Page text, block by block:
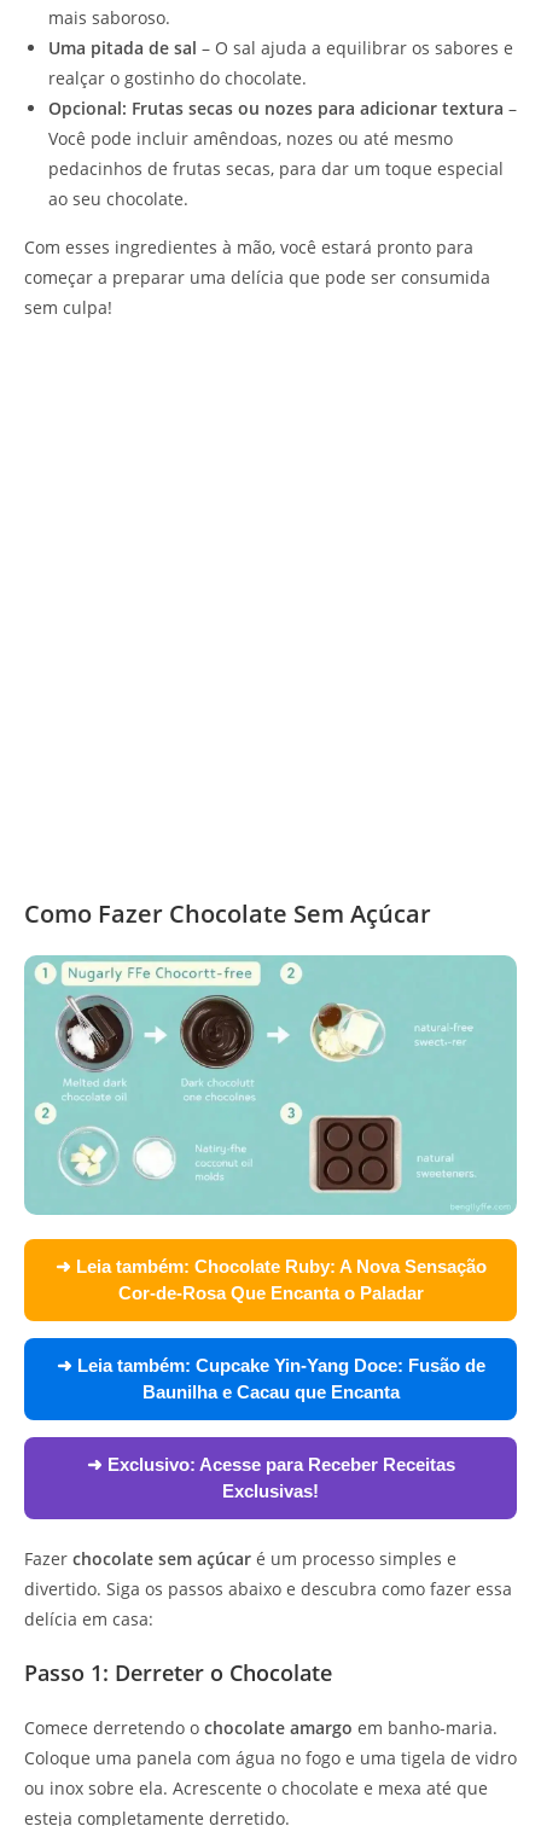
mais saboroso.
Uma pitada de sal – O sal ajuda a equilibrar os sabores e
realçar o gostinho do chocolate.
Opcional: Frutas secas ou nozes para adicionar textura –
Você pode incluir amêndoas, nozes ou até mesmo
pedacinhos de frutas secas, para dar um toque especial
ao seu chocolate.
Com esses ingredientes à mão, você estará pronto para
começar a preparar uma delícia que pode ser consumida
sem culpa!
Como Fazer Chocolate Sem Açúcar
➜ Leia também: Chocolate Ruby: A Nova Sensação
Cor-de-Rosa Que Encanta o Paladar
➜ Leia também: Cupcake Yin-Yang Doce: Fusão de
Baunilha e Cacau que Encanta
➜ Exclusivo: Acesse para Receber Receitas
Exclusivas!
Fazer chocolate sem açúcar é um processo simples e
divertido. Siga os passos abaixo e descubra como fazer essa
delícia em casa:
Passo 1: Derreter o Chocolate
Comece derretendo o chocolate amargo em banho-maria.
Coloque uma panela com água no fogo e uma tigela de vidro
ou inox sobre ela. Acrescente o chocolate e mexa até que
esteja completamente derretido.